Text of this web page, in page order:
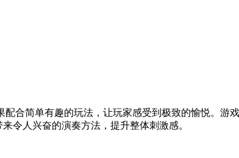
合简单有趣的玩法，让玩家感受到极致的愉悦。游
令人兴奋的演奏方法，提升整体刺激感。